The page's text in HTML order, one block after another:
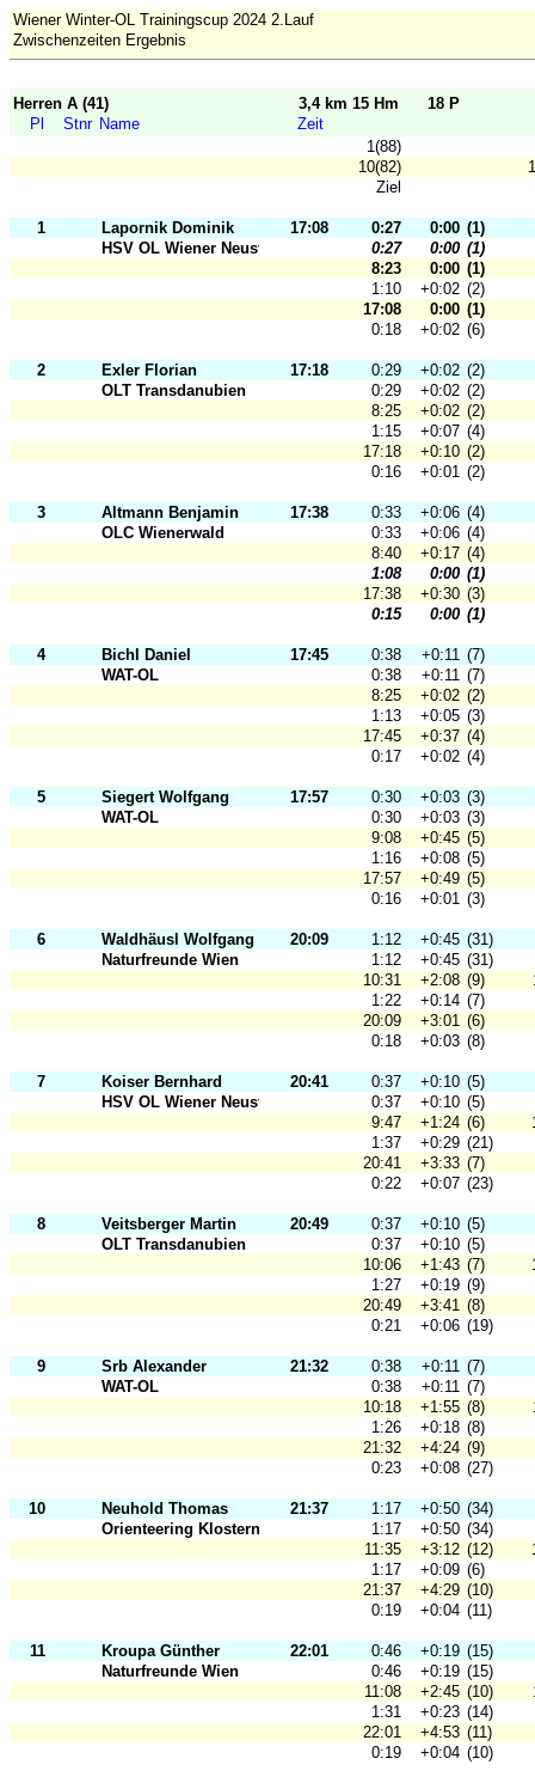
Wiener Winter-OL Trainingscup 2024 2.Lauf
Zwischenzeiten Ergebnis
Herren A (41) 3,4 km 15 Hm
18 P
Pl
Stnr Name
Zeit
1(88)
10(82)
Ziel
1 Lapornik Dominik 17:08 0:27 0:00 (1)
HSV OL Wiener Neustadt
0:27 0:00 (1)
8:23
0:00 (1)
1:10
+0:02 (2)
17:08
0:00 (1)
0:18
+0:02 (6)
2 Exler Florian 17:18 0:29 +0:02 (2)
OLT Transdanubien
0:29 +0:02 (2)
8:25
+0:02 (2)
1:15
+0:07 (4)
17:18
+0:10 (2)
0:16
+0:01 (2)
3 Altmann Benjamin 17:38 0:33 +0:06 (4)
OLC Wienerwald
0:33 +0:06 (4)
8:40
+0:17 (4)
1:08
0:00 (1)
17:38
+0:30 (3)
0:15
0:00 (1)
4 Bichl Daniel 17:45 0:38 +0:11 (7)
WAT-OL
0:38 +0:11 (7)
8:25
+0:02 (2)
1:13
+0:05 (3)
17:45
+0:37 (4)
0:17
+0:02 (4)
5 Siegert Wolfgang 17:57 0:30 +0:03 (3)
WAT-OL
0:30 +0:03 (3)
9:08
+0:45 (5)
1:16
+0:08 (5)
17:57
+0:49 (5)
0:16
+0:01 (3)
6 Waldhäusl Wolfgang 20:09 1:12 +0:45 (31)
Naturfreunde Wien
1:12 +0:45 (31)
10:31
+2:08 (9)
1:22
+0:14 (7)
20:09
+3:01 (6)
0:18
+0:03 (8)
7 Koiser Bernhard 20:41 0:37 +0:10 (5)
HSV OL Wiener Neustadt
0:37 +0:10 (5)
9:47
+1:24 (6)
1:37
+0:29 (21)
20:41
+3:33 (7)
0:22
+0:07 (23)
8 Veitsberger Martin 20:49 0:37 +0:10 (5)
OLT Transdanubien
0:37 +0:10 (5)
10:06
+1:43 (7)
1:27
+0:19 (9)
20:49
+3:41 (8)
0:21
+0:06 (19)
9 Srb Alexander 21:32 0:38 +0:11 (7)
WAT-OL
0:38 +0:11 (7)
10:18
+1:55 (8)
1:26
+0:18 (8)
21:32
+4:24 (9)
0:23
+0:08 (27)
10 Neuhold Thomas 21:37 1:17 +0:50 (34)
Orienteering Klosterneuburg
1:17 +0:50 (34)
11:35
+3:12 (12)
1:17
+0:09 (6)
21:37
+4:29 (10)
0:19
+0:04 (11)
11 Kroupa Günther 22:01 0:46 +0:19 (15)
Naturfreunde Wien
0:46 +0:19 (15)
11:08
+2:45 (10)
1:31
+0:23 (14)
22:01
+4:53 (11)
0:19
+0:04 (10)